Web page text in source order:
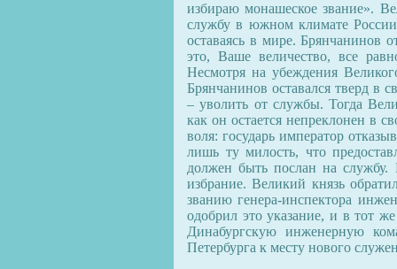
избираю монашеское звание».
службу в южном климате
оставаясь в мире. Брянчанинов
это, Ваше величество, все
Несмотря на убеждения
Брянчанинов оставался тверд в
– уволить от службы. Тогда
как он остается непреклонен в
воля: государь император
лишь ту милость, что
должен быть послан на службу.
избрание. Великий князь
званию генера-инспектора
одобрил это указание, и в тот
Динабургскую инженерную
Петербурга к месту нового